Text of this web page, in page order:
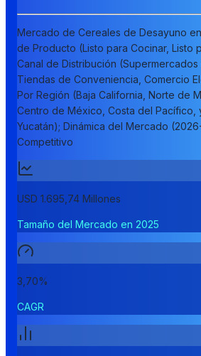
Mercado de Cereales de Desayuno
de Producto (Listo para Cocinar, Listo
Canal de Distribución (Supermercados
Tiendas de Conveniencia, Comercio
Por Región (Baja California, Norte de
Centro de México, Costa del Pacífico,
Yucatán); Dinámica del Mercado
Competitivo
USD 1.695,74 Millones
Tamaño del Mercado en 2025
3,70%
CAGR